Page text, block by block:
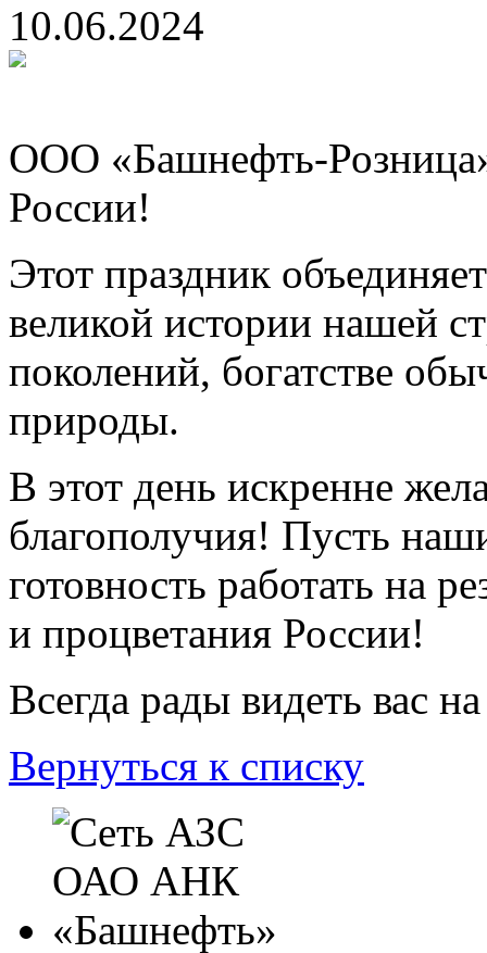
10.06.2024
ООО «Башнефть-
России!
Этот праздник
великой истории нашей
поколений, богатстве
природы.
В этот день искренне
благополучия! Пусть
готовность работать на
и процветания России!
Всегда рады видеть вас
Вернуться к списку